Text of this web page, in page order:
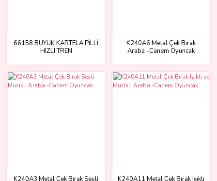
66158 BÜYÜK KARTELA PİLLİ
HIZLI TREN
K240A6 Metal Çek Bırak
Araba -Canem Oyuncak
K240A3 Metal Çek Bırak Sesli
K240A11 Metal Çek Bırak Işıklı